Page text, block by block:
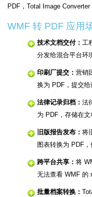
PDF，Total Image
WMF 转 PDF 应用
技术文档交付： 工
分发给混合平台环
印刷厂提交： 营销
换为 PDF，提交给
法律记录归档： 法
为 PDF，存储在文
旧版报告发布： 将
图表转换为 PDF，
跨平台共享： 将
无法查看 WMF 的
批量档案转换：